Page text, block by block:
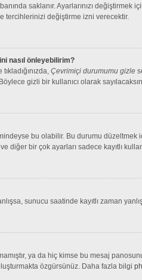
saklanır. Ayarlarınızı
tercihlerinizi değiştirme izni verecektir.
nasıl önleyebilirim?
Çevrimiçi durumumu gizle
gizli bir kullanıcı olarak
bu olabilir. Bu durumu
bir çok ayarları sadece kayıtlı
sunucu saatinde kayıtlı zaman
ya da hiç kimse bu mesaj
özgürsünüz. Daha fazla bilgi